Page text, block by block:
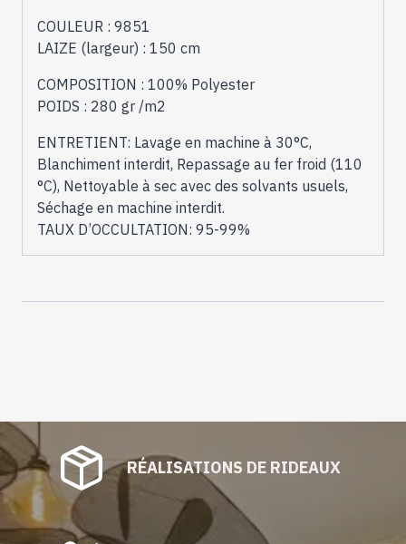
COULEUR : 9851
LAIZE (largeur) : 150 cm
COMPOSITION : 100% Polyester
POIDS : 280 gr /m2
ENTRETIENT: Lavage en machine à 30°C,
Blanchiment interdit, Repassage au fer froid (110
°C), Nettoyable à sec avec des solvants usuels,
Séchage en machine interdit.
TAUX D’OCCULTATION: 95-99%
RÉALISATIONS DE RIDEAUX